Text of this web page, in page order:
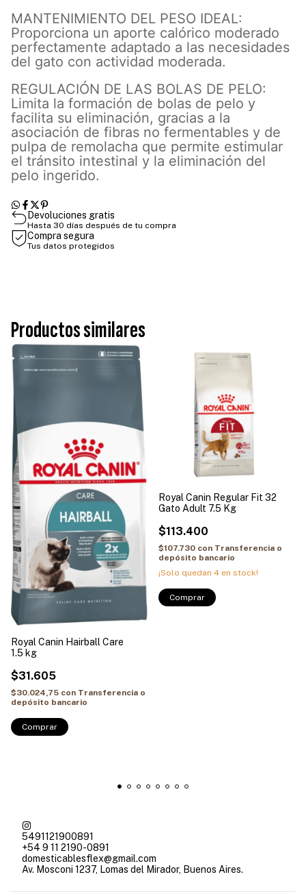
MANTENIMIENTO DEL PESO IDEAL:
Proporciona un aporte calórico moderado
perfectamente adaptado a las necesidades
del gato con actividad moderada.
REGULACIÓN DE LAS BOLAS DE PELO:
Limita la formación de bolas de pelo y
facilita su eliminación, gracias a la
asociación de fibras no fermentables y de
pulpa de remolacha que permite estimular
el tránsito intestinal y la eliminación del
pelo ingerido.
Devoluciones gratis
Hasta 30 días después de tu compra
Compra segura
Tus datos protegidos
Productos similares
Royal Canin Hairball Care
1.5 kg
$31.605
$30.024,75 con Transferencia o
depósito bancario
Comprar
Royal Canin Regular Fit 32
Gato Adult 7.5 Kg
$113.400
$107.730 con Transferencia o
depósito bancario
¡Solo quedan 4 en stock!
Comprar
5491121900891
+54 9 11 2190-0891
domesticablesflex@gmail.com
Av. Mosconi 1237, Lomas del Mirador, Buenos Aires.